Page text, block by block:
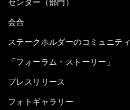
センター（部門）
会合
ステークホルダーのコミュニティ
「フォーラム・ストーリー」
プレスリリース
フォトギャラリー